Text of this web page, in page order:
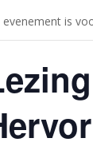
evenement is